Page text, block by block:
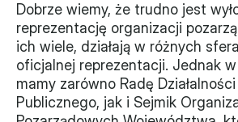
Certyfikujemy
Certyfikat
Edycja 2024
Laureaci
Dobrze wiemy, że trudno jest
reprezentację organizacji
ich wiele, działają w różnych
oficjalnej reprezentacji. Jednak
mamy zarówno Radę
Publicznego, jak i Sejmik